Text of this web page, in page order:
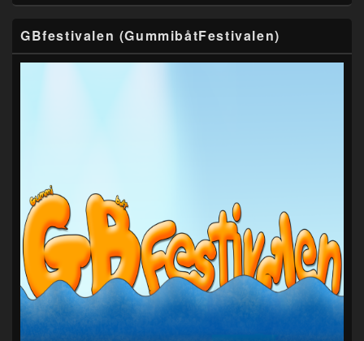
GBfestivalen (GummibåtFestivalen)